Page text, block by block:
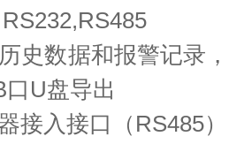
史数据和报警记录
口 U盘导出
接入接口（ RS485